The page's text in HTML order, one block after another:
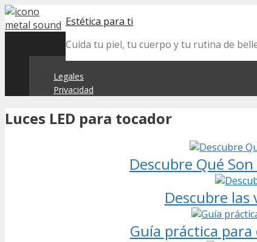
Skip
to
Estética para ti
Cuida tu piel, tu cuerpo y tu rutina de
Legales
Privacidad
Luces LED para tocador
Descubre Qué
Descubre las
Guía práctica